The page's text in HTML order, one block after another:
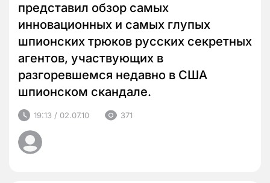
представил обзор самых
инновационных и самых глупых
шпионских трюков русских секретных
агентов, участвующих в
разгоревшемся недавно в США
шпионском скандале.
19:13 / 02.07.10 371